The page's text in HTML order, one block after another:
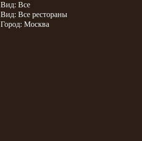
Вид: Все
Вид: Все рестораны
Город: Москва